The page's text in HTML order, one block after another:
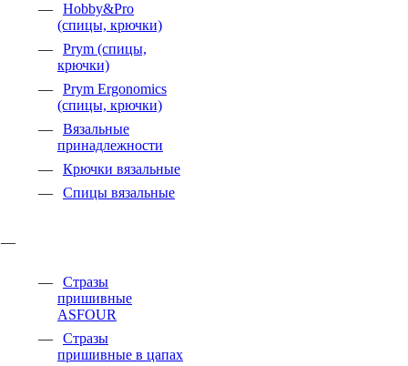
Hobby&Pro
(спицы, крючки)
Prym (спицы,
крючки)
Prym Ergonomics
(спицы, крючки)
Вязальные
принадлежности
Крючки вязальные
Спицы вязальные
Стразы
пришивные
ASFOUR
Стразы
пришивные в цапах